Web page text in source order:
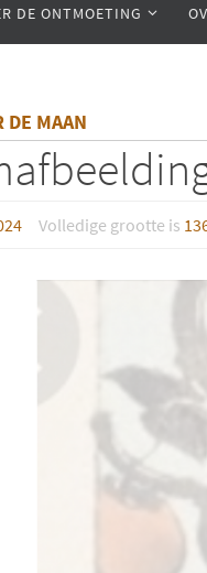
DE ONTMOETING
DE MAAN
Volledige grootte is